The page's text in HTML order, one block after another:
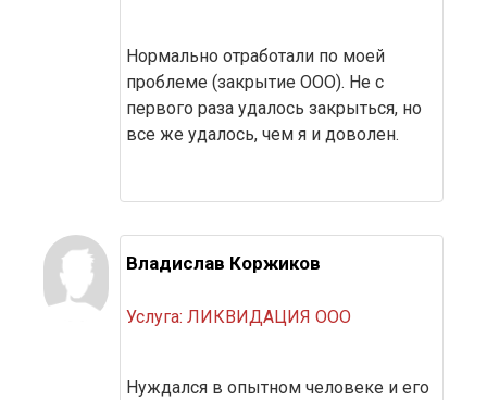
Нормально отработали по моей
проблеме (закрытие ООО). Не с
первого раза удалось закрыться, но
все же удалось, чем я и доволен.
Владислав Коржиков
Услуга: ЛИКВИДАЦИЯ ООО
Нуждался в опытном человеке и его